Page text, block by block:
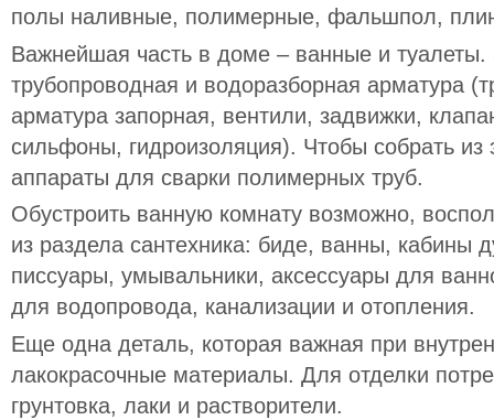
полы наливные, полимерные, фальшпол,
Важнейшая часть в доме – ванные и
трубопроводная и водоразборная арматура
арматура запорная, вентили, задвижки,
сильфоны, гидроизоляция). Чтобы собрать из
аппараты для сварки полимерных труб.
Обустроить ванную комнату возможно,
из раздела сантехника: биде, ванны,
писсуары, умывальники, аксессуары для
для водопровода, канализации и отопления.
Еще одна деталь, которая важная при
лакокрасочные материалы. Для отделки
грунтовка, лаки и растворители.